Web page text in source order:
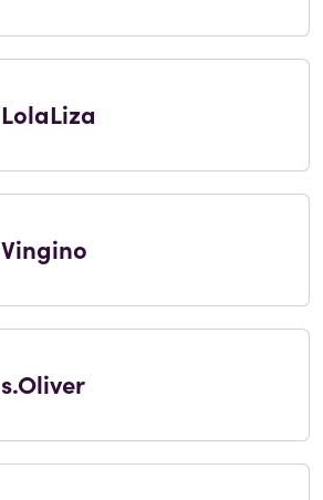
LolaLiza
Vingino
s.Oliver